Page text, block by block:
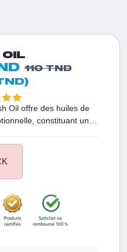
OIL
110 TND
Oil offre des huiles de
constituant une
(DHA) et l'acide
Ces huiles de poisson
corporelles et à
musculaire.